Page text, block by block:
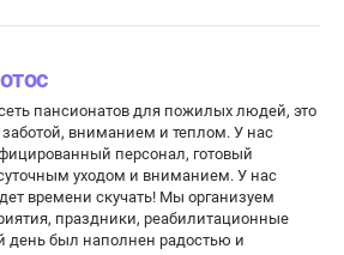
пансионатов для пожилых людей, это
заботой, вниманием и теплом. У нас
персонал, готовый
уходом и вниманием. У нас
времени скучать! Мы организуем
праздники, реабилитационные
день был наполнен радостью и